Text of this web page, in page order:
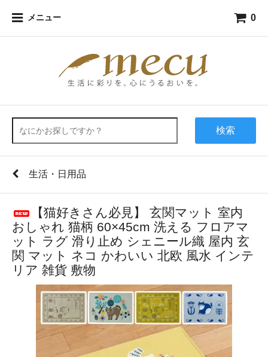
メニュー 0
検索
生活・日用品
【猫好きさん必見】 玄関マット 室内
おしゃれ 猫柄 60×45cm 洗える フロアマ
ット ラグ 滑り止め シェニール織 屋内 玄
関 マット ネコ かわいい 北欧 風水 インテ
リア 雑貨 敷物